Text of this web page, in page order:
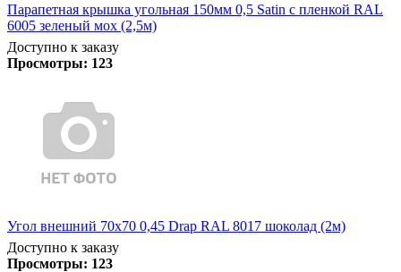
Парапетная крышка угольная 150мм 0,5 Satin с пленкой RAL
6005 зеленый мох (2,5м)
Доступно к заказу
Просмотры: 123
Угол внешний 70х70 0,45 Drap RAL 8017 шоколад (2м)
Доступно к заказу
Просмотры: 123